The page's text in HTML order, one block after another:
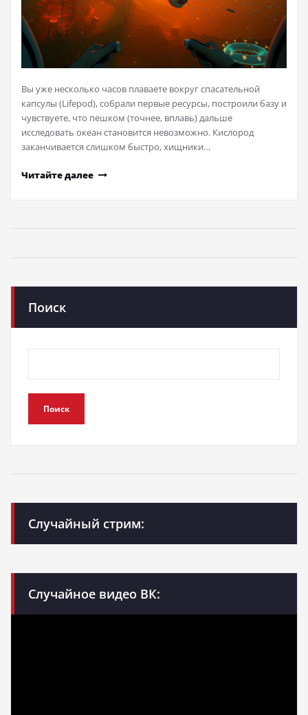
Вы уже несколько часов плаваете вокруг спасательной
капсулы (Lifepod), собрали первые ресурсы, построили базу и
чувствуете, что пешком (точнее, вплавь) дальше
исследовать океан становится невозможно. Кислород
заканчивается слишком быстро, хищники…
Читайте далее
Поиск
Поиск
Случайный стрим:
Случайное видео ВК: